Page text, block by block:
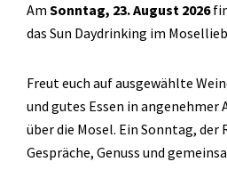
Am Sonntag, 23. August 2026
das Sun Daydrinking im
Freut euch auf ausgewählte
und gutes Essen in
über die Mosel. Ein Sonntag, der
Gespräche, Genuss und